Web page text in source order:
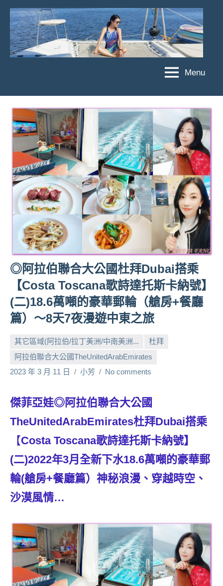
Skip
content
菲
亞
娃
JEFFIA
FANG
亞
娃
粉
絲
主
題
遊、
路、
旅
目
來
News
金
目
底、
節
目
主
持、
哥
窟
泰
旅
遊
Menu
◎阿拉伯聯合大公國杜拜Dubai搭乘
【Costa Toscana歌詩達托斯卡納號】
(二)18.6萬噸的豪華郵輪（艙房+餐廳
篇）～8天7夜漫遊中東之旅
其它區域(阿拉伯/拉丁美洲/中南美洲...
杜拜
阿拉伯聯合大公國TheUnitedArabEmirates
2023 年 3 月 11 日
小芳 No comments
傑菲亞娃◎阿拉伯聯合大公國
TheUnitedArabEmirates杜拜Dubai搭乘
【Costa Toscana歌詩達托斯卡納號】
(二)2022年3月全新下水18.6萬噸的豪華郵
輪(艙房+餐廳篇）神秘浪漫、穿越時空、
沙漠風情…